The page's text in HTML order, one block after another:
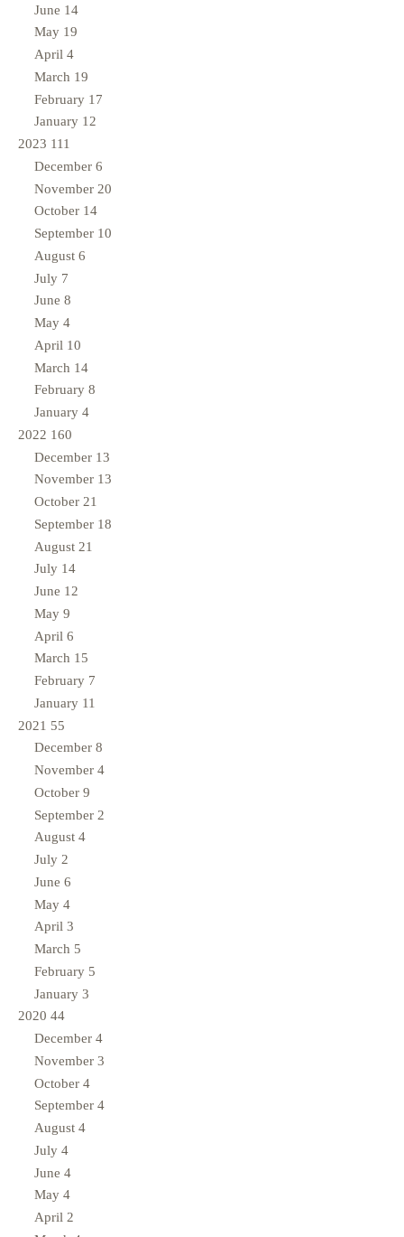
June 14
May 19
April 4
March 19
February 17
January 12
2023 111
December 6
November 20
October 14
September 10
August 6
July 7
June 8
May 4
April 10
March 14
February 8
January 4
2022 160
December 13
November 13
October 21
September 18
August 21
July 14
June 12
May 9
April 6
March 15
February 7
January 11
2021 55
December 8
November 4
October 9
September 2
August 4
July 2
June 6
May 4
April 3
March 5
February 5
January 3
2020 44
December 4
November 3
October 4
September 4
August 4
July 4
June 4
May 4
April 2